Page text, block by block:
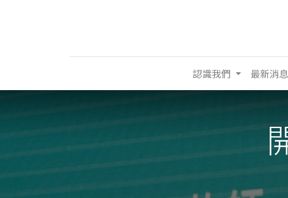
認識我們 最新消息